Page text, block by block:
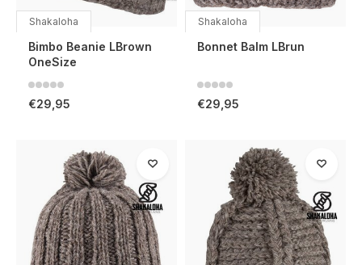
Shakaloha
Bimbo Beanie LBrown
OneSize
€29,95
Shakaloha
Bonnet Balm LBrun
€29,95